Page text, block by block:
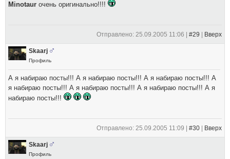
Minotaur очень оригинально!!!!
Отправлено: 25.09.2005 11:06 | #29 Вверх
Skaarj
Профиль
А я набираю посты!!! А я набираю посты!!! А я набираю посты!!! А
я набираю посты!!! А я набираю посты!!! А я набираю посты!!! А я
набираю посты!!!
Отправлено: 25.09.2005 11:09 | #30 Вверх
Skaarj
Профиль